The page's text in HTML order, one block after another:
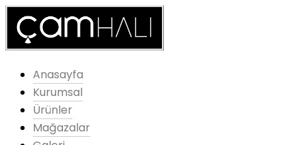
Anasayfa
Kurumsal
Ürünler
Mağazalar